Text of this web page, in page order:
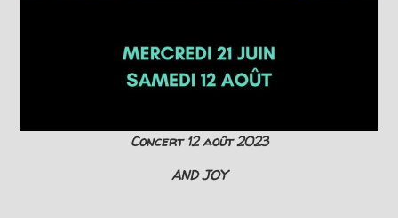
Concert 12 août 2023
AND JOY